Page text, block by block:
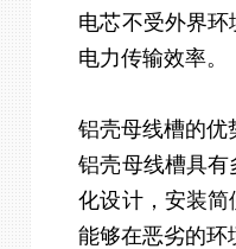
电芯不受外界环
电力传输效率。
铝壳母线槽的优
铝壳母线槽具
化设计，安装简
能够在恶劣的环